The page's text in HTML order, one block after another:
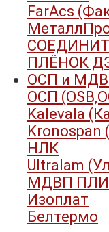
FarAcs
ПЛЁНОК
ОСП и
ОСП
Kalevala
Kronospan
НЛК
Ultralam
МДВП
Изоплат
Белтермо